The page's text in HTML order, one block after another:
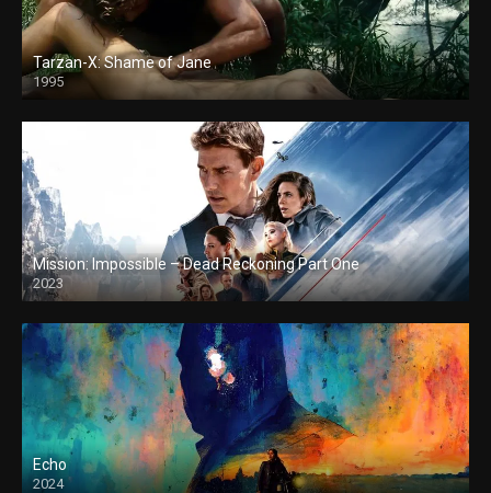
Tarzan-X: Shame of Jane
1995
Mission: Impossible – Dead Reckoning Part One
2023
Echo
2024